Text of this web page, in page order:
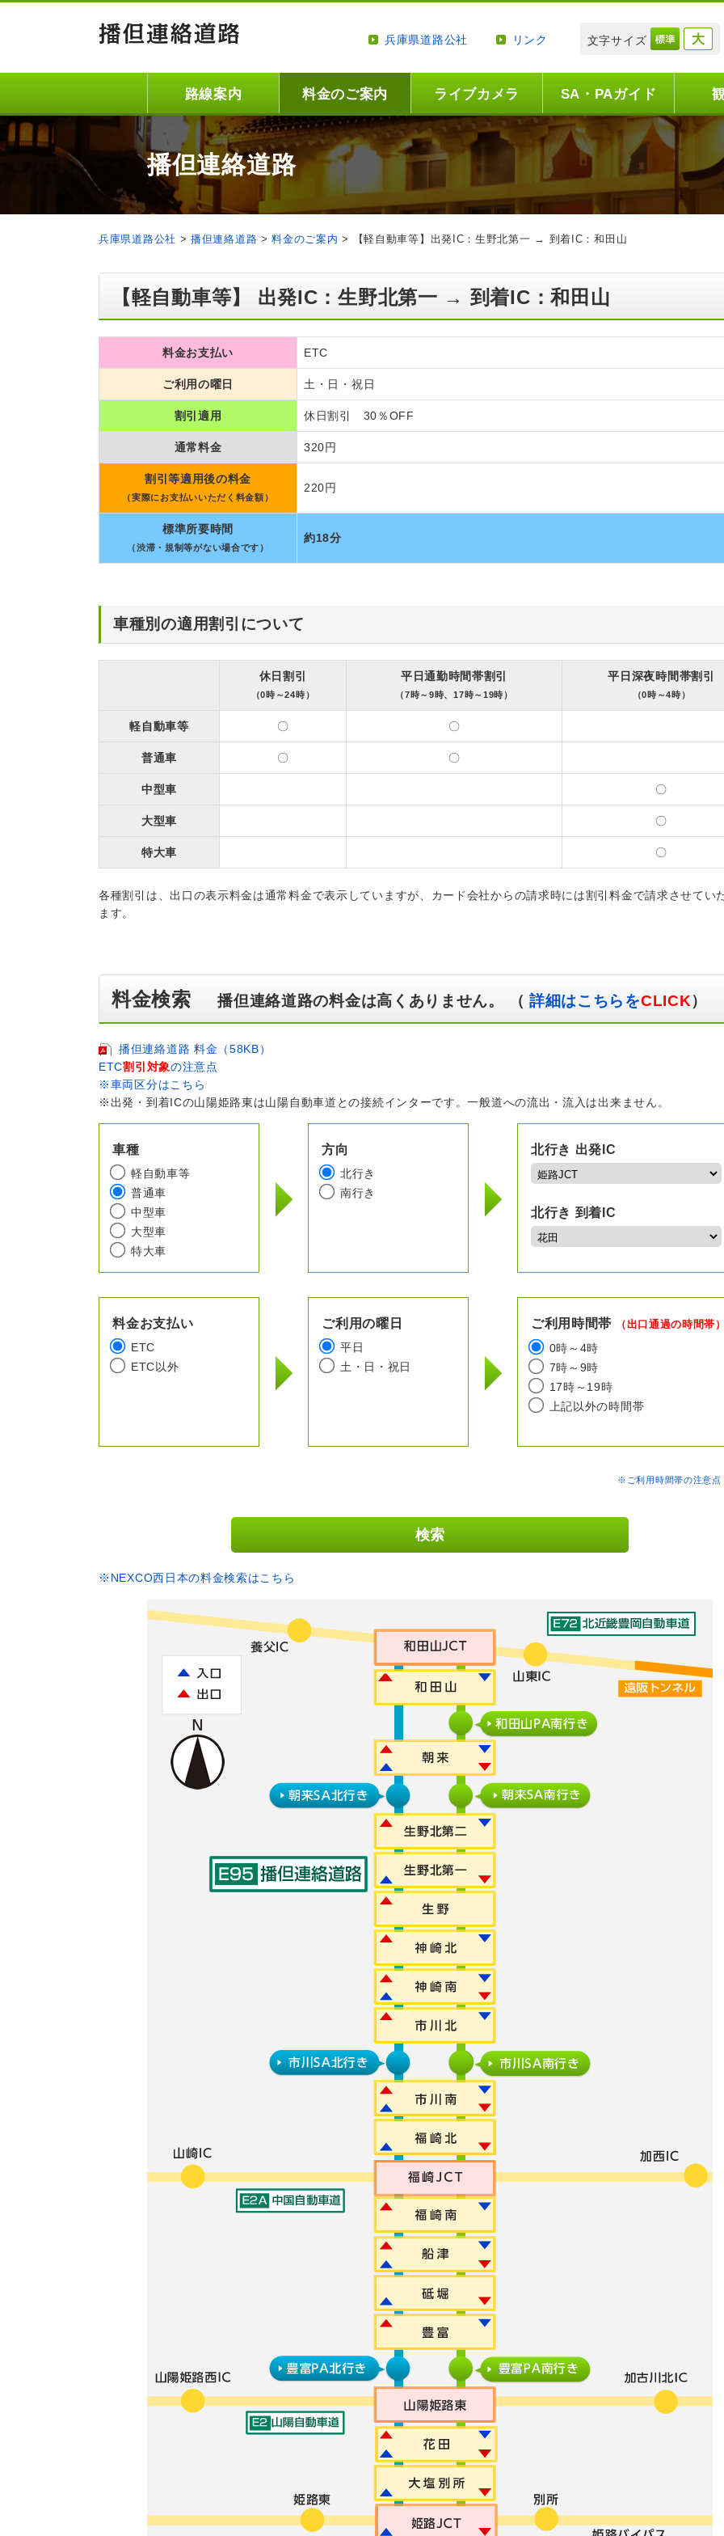
兵庫県道路公社 リンク 文字サイズ
路線案内 料金のご案内 ライブカメラ SA・PAガイド
播但連絡道路
兵庫県道路公社 >播但連絡道路 >料金のご案内 > 【軽自動車等】出発IC：生野北第一 → 到着IC：和田山
【軽自動車等】 出発IC：生野北第一 → 到着IC：和田山
料金お支払い ETC
ご利用の曜日 土・日・祝日
割引適用 休日割引 30％OFF
通常料金 320円
割引等適用後の料金
（実際にお支払いいただく料金額）
220円
標準所要時間
（渋滞・規制等がない場合です）
約18分
車種別の適用割引について
休日割引
（0時～24時）
平日通勤時間帯割引
（7時～9時、17時～19時）
平日深夜時間帯割引
（0時～4時）
軽自動車等 〇 〇
普通車 〇 〇
中型車 〇
大型車 〇
特大車 〇
各種割引は、出口の表示料金は通常料金で表示していますが、カード会社からの請求時には割引料金で請求させてい
ます。
料金検索播但連絡道路の料金は高くありません。 （ 詳細はこちらをCLICK）
播但連絡道路 料金（58KB）
ETC割引対象の注意点
※車両区分はこちら
※出発・到着ICの山陽姫路東は山陽自動車道との接続インターです。一般道への流出・流入は出来ません。
車種
軽自動車等
普通車
中型車
大型車
特大車
方向
北行き
南行き
北行き 出発IC
北行き 到着IC
料金お支払い
ETC
ETC以外
ご利用の曜日
平日
土・日・祝日
ご利用時間帯 （出口通過の時間帯
0時～4時
7時～9時
17時～19時
上記以外の時間帯
※ご利用時間帯の注意
※NEXCO西日本の料金検索はこちら